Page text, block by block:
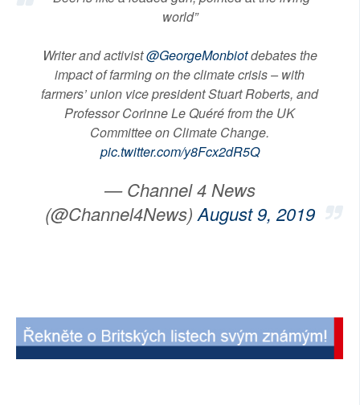
world”
Writer and activist@GeorgeMonbiotdebates the
impact of farming on the climate crisis – with
farmers’ union vice president Stuart Roberts, and
Professor Corinne Le Quéré from the UK
Committee on Climate Change.
pic.twitter.com/y8Fcx2dR5Q
— Channel 4 News
(@Channel4News) August 9, 2019